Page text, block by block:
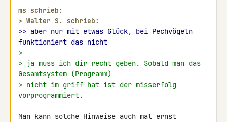
ms schrieb:
> Walter S. schrieb:
>> aber nur mit etwas Glück, bei Pechvögeln
funktioniert das nicht
>
> ja muss ich dir recht geben. Sobald man das
Gesamtsystem (Programm)
> nicht im griff hat ist der misserfolg
vorprogrammiert.
Man kann solche Hinweise auch mal ernst